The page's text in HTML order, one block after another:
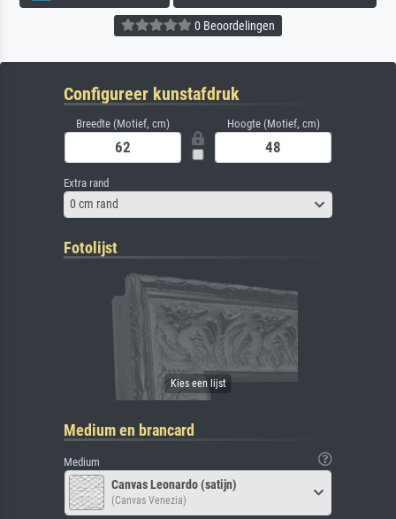
0 Beoordelingen
Configureer kunstafdruk
Breedte (Motief, cm) Hoogte (Motief, cm)
Extra rand
0 cm rand
Fotolijst
Medium en brancard
Medium
Canvas Leonardo (satijn)
(Canvas Venezia)